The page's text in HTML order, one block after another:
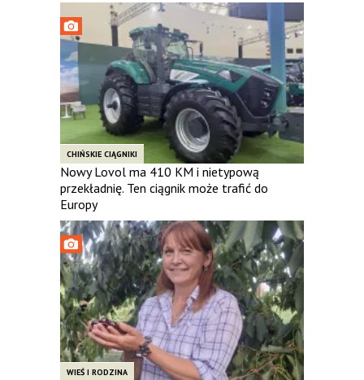
CHIŃSKIE CIĄGNIKI
Nowy Lovol ma 410 KM i nietypową
przekładnię. Ten ciągnik może trafić do
Europy
WIEŚ I RODZINA